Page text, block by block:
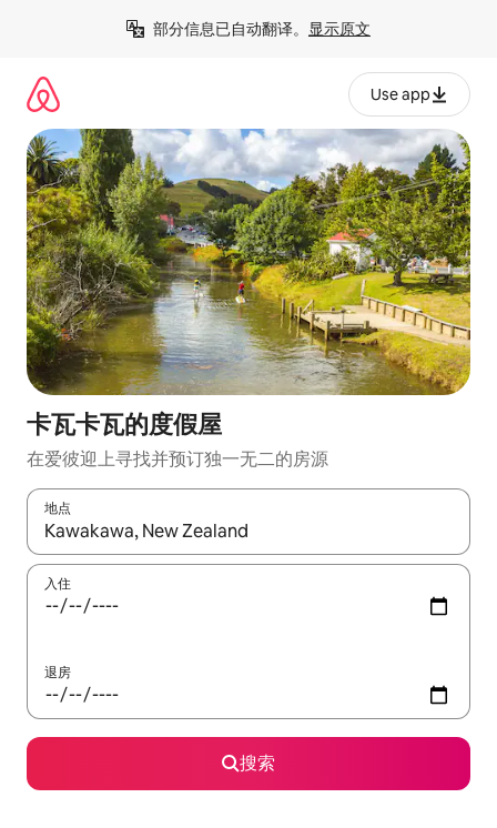
部分信息已自动翻译。 显示原文
Use app
卡瓦卡瓦的度假屋
在爱彼迎上寻找并预订独一无二的房源
地点
如有搜索结果，请使用上下方向键查看，或通过点击或滑动手势
入住
退房
搜索